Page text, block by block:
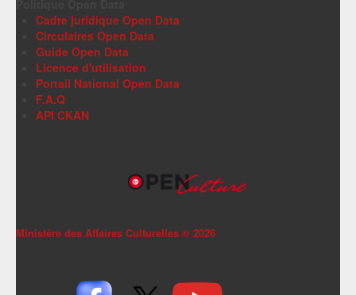
Cadre juridique Open Data
Circulaires Open Data
Guide Open Data
Licence d'utilisation
Portail National Open Data
F.A.Q
API CKAN
Ministère des Affaires Culturelles © 2026